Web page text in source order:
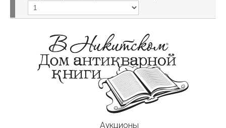
Аукционы